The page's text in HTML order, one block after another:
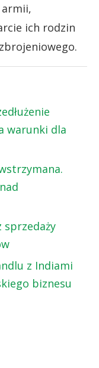
armii,
ich rodzin
warunki dla
sprzedaży
z Indiami
biznesu